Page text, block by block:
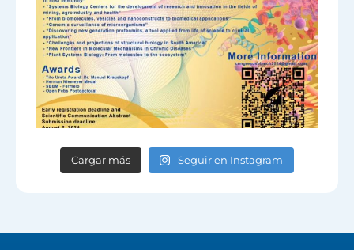
Cargar más Seguir en Instagram